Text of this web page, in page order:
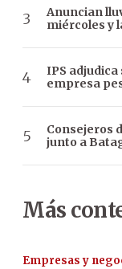
Anuncian
miércoles y
IPS
empresa
Consejeros
junto a
Más
Empresas y